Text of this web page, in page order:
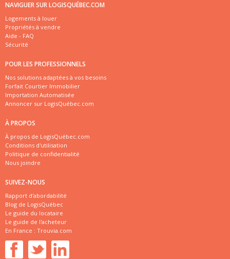
NAVIGUER SUR LOGISQUÉBEC.COM
Logements à louer
Propriétés à vendre
Aide - FAQ
Sécurité
POUR LES PROFESSIONNELS
Nos solutions adaptées à vos besoins
Forfait Courtier Immobilier
Importation Automatisée
Annoncer sur LogisQuébec.com
À PROPOS
À propos de LogisQuébec.com
Conditions d'utilisation
Politique de confidentialité
Nous joindre
SUIVEZ-NOUS
Rapport d'abordabilité
Blog de LogisQuébec
Le guide du locataire
Le guide de l'acheteur
En France : Trouvia.com